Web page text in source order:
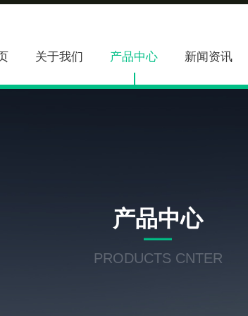
关于我们 产品中心 新闻资讯
产品中心
PRODUCTS CNTER